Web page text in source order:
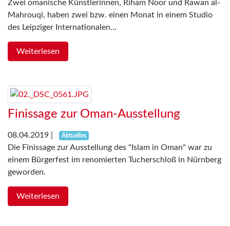
Zwei omanische Künstlerinnen, Riham Noor und Rawan al-
Mahrouqi, haben zwei bzw. einen Monat in einem Studio
des Leipziger Internationalen...
Weiterlesen
Finissage zur Oman-Ausstellung
08.04.2019 Aktuelles
Die Finissage zur Ausstellung des "Islam in Oman" war zu
einem Bürgerfest im renomierten Tucherschloß in Nürnberg
geworden.
Weiterlesen